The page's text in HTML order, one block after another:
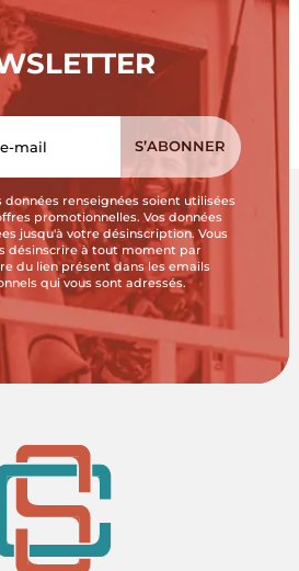
données renseignées soient utilisées
promotionnelles. Vos données
jusqu'à votre désinscription. Vous
désinscrire à tout moment par
du lien présent dans les emails
qui vous sont adressés.